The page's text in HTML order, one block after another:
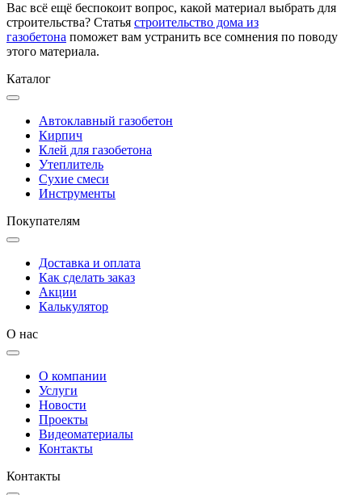
Вас всё ещё беспокоит вопрос, какой материал выбрать для
строительства? Статья строительство дома из
газобетона поможет вам устранить все сомнения по поводу
этого материала.
Каталог
Автоклавный газобетон
Кирпич
Клей для газобетона
Утеплитель
Сухие смеси
Инструменты
Покупателям
Доставка и оплата
Как сделать заказ
Акции
Калькулятор
О нас
О компании
Услуги
Новости
Проекты
Видеоматериалы
Контакты
Контакты